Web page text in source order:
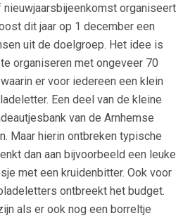
organiseert
dit jaar op 1 december een
uit de doelgroep. Het idee is
organiseren met ongeveer 70
er voor iedereen een klein
Een deel van de kleine
van de Arnhemse
Maar hierin ontbreken typische
dan aan bijvoorbeeld een leuke
met een kruidenbitter. Ook voor
ontbreekt het budget.
als er ook nog een borreltje